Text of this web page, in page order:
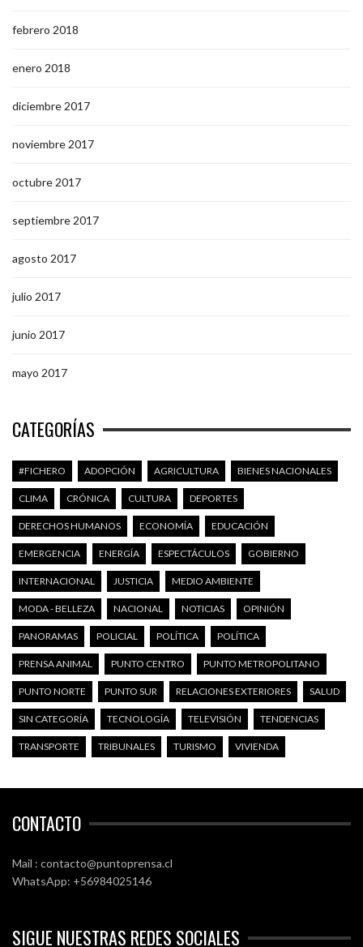
febrero 2018
enero 2018
diciembre 2017
noviembre 2017
octubre 2017
septiembre 2017
agosto 2017
julio 2017
junio 2017
mayo 2017
CATEGORÍAS
#FICHERO ADOPCIÓN AGRICULTURA BIENES NACIONALES
CLIMA CRÓNICA CULTURA DEPORTES
DERECHOS HUMANOS ECONOMÍA EDUCACIÓN
EMERGENCIA ENERGÍA ESPECTÁCULOS GOBIERNO
INTERNACIONAL JUSTICIA MEDIO AMBIENTE
MODA - BELLEZA NACIONAL NOTICIAS OPINIÓN
PANORAMAS POLICIAL POLÍTICA POLÍTICA
PRENSA ANIMAL PUNTO CENTRO PUNTO METROPOLITANO
PUNTO NORTE PUNTO SUR RELACIONES EXTERIORES SALUD
SIN CATEGORÍA TECNOLOGÍA TELEVISIÓN TENDENCIAS
TRANSPORTE TRIBUNALES TURISMO VIVIENDA
CONTACTO
Mail : contacto@puntoprensa.cl
WhatsApp: +56984025146
SIGUE NUESTRAS REDES SOCIALES